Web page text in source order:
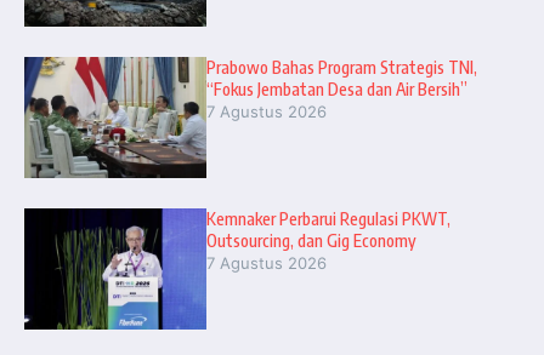
Prabowo Bahas Program Strategis TNI,
“Fokus Jembatan Desa dan Air Bersih”
7 Agustus 2026
Kemnaker Perbarui Regulasi PKWT,
Outsourcing, dan Gig Economy
7 Agustus 2026